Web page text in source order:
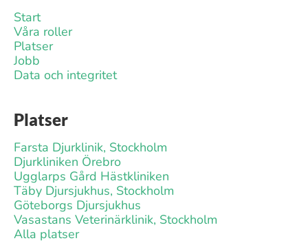
Start
Våra roller
Platser
Jobb
Data och integritet
Platser
Farsta Djurklinik, Stockholm
Djurkliniken Örebro
Ugglarps Gård Hästkliniken
Täby Djursjukhus, Stockholm
Göteborgs Djursjukhus
Vasastans Veterinärklinik, Stockholm
Alla platser